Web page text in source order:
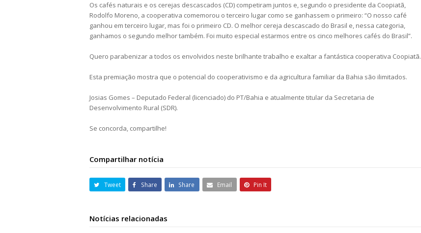
Os cafés naturais e os cerejas descascados (CD) competiram juntos e, segundo o presidente da Coopiatã,
Rodolfo Moreno, a cooperativa comemorou o terceiro lugar como se ganhassem o primeiro: “O nosso café
ganhou em terceiro lugar, mas foi o primeiro CD. O melhor cereja descascado do Brasil e, nessa categoria,
ganhamos o segundo melhor também. Foi muito especial estarmos entre os cinco melhores cafés do Brasil”.
Quero parabenizar a todos os envolvidos neste brilhante trabalho e exaltar a fantástica cooperativa Coopiatã.
Esta premiação mostra que o potencial do cooperativismo e da agricultura familiar da Bahia são ilimitados.
Josias Gomes – Deputado Federal (licenciado) do PT/Bahia e atualmente titular da Secretaria de
Desenvolvimento Rural (SDR).
Se concorda, compartilhe!
Compartilhar notícia
Tweet Share Share Email Pin It
Notícias relacionadas